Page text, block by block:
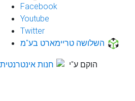
Facebook
Youtube
Twitter
השלושה טריימארט בע"מ
הוקם ע"י חנות אינטרנטית